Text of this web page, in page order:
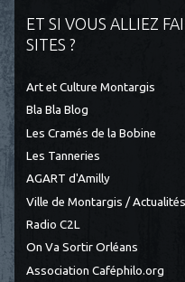
ET SI VOUS ALLIEZ
SITES ?
Art et Culture Montargis
Bla Bla Blog
Les Cramés de la Bobine
Les Tanneries
AGART d'Amilly
Ville de Montargis / Actualités
Radio C2L
On Va Sortir Orléans
Association Caféphilo.org